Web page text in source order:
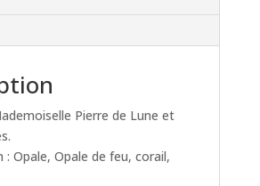
Pierre de Lune et
Opale, Opale de feu, corail,